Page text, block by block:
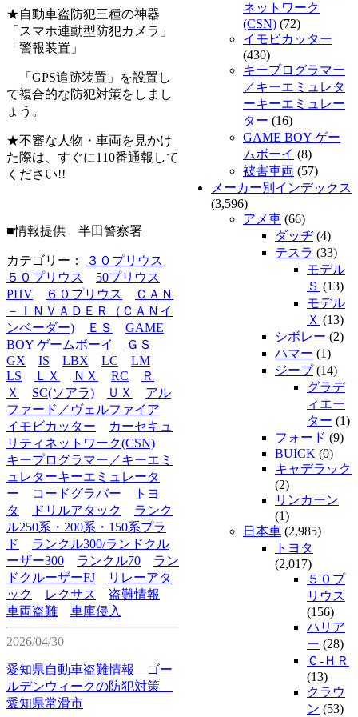
★自動車盗防犯三種の神器
「スマホ連動型防犯カメラ」
「警報装置」
「GPS追跡装置」を設置し
て複合的な防犯対策をしまし
ょう。
★不審な人物・車両を見かけ
た際は、すぐに110番通報して
ください!!
■情報提供 半田警察署
カテゴリー：
３０プリウス
５０プリウス
50プリウス
PHV
６０プリウス
ＣＡＮ
－ＩＮＶＡＤＥＲ（ＣＡＮイ
ンベーダー)
ＥＳ
GAME
BOY ゲームボーイ
ＧＳ
GX
IS LBX LC
LM
LS
ＬＸ ＮＸ RC
Ｒ
Ｘ
SC(ソアラ) ＵＸ
アル
ファード／ヴェルファイア
イモビカッター
カーセキュ
リティネットワーク(CSN)
キープログラマー／キーエミ
ュレターキーエミュレータ
ー
コードグラバー
トヨ
タ
ドリルアタック
ランク
ル250系・200系・150系プラ
ド
ランクル300/ランドクル
ーザー300
ランクル70
ラン
ドクルーザーFJ
リレーアタ
ック
レクサス
盗難情報
車両盗難
車庫侵入
2026/04/30
愛知県自動車盗難情報 ゴー
ルデンウィークの防犯対策
愛知県常滑市
ネットワーク
(CSN) (72)
イモビカッター
(430)
キープログラマー
／キーエミュレタ
ーキーエミュレー
ター (16)
GAME BOY ゲー
ムボーイ (8)
被害車両 (57)
メーカー別インデックス
(3,596)
アメ車 (66)
ダッヂ(4)
テスラ (33)
モデル
Ｓ (13)
モデル
Ｘ (13)
シボレー (2)
ハマー (1)
ジープ(14)
グラデ
ィエー
ター (1)
フォード (9)
BUICK (0)
キャデラック
(2)
リンカーン
(1)
日本車 (2,985)
トヨタ
(2,017)
５０プ
リウス
(156)
ハリア
ー (28)
Ｃ-ＨＲ
(13)
クラウ
ン (53)